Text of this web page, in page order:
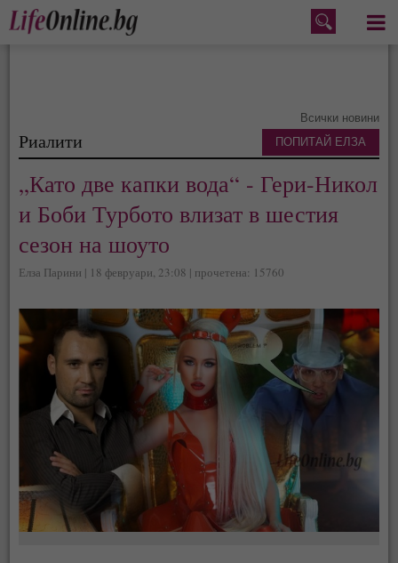
Меню
Всички новини
Риалити
„Като две капки вода“ - Гери-Никол
и Боби Турбото влизат в шестия
сезон на шоуто
Елза Парини | 18 февруари, 23:08 | прочетена: 15760
ПОПИТАЙ ЕЛЗА